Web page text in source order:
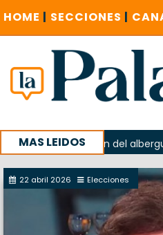
HOME | SECCIONES |
MAS LEIDOS
explosión del albergue
con un encuentro
22 abril 2026 Elecciones